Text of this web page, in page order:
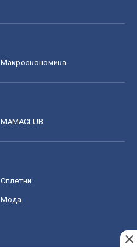
Mакроэкономика
MAMACLUB
Сплетни
Мода